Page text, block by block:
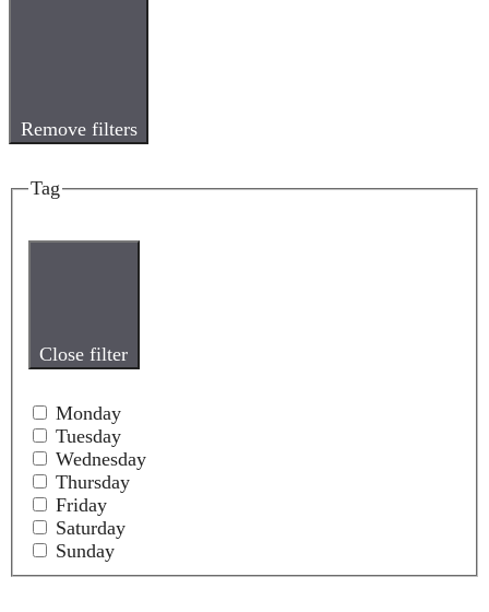
Remove filters
Tag
Close filter
Monday
Tuesday
Wednesday
Thursday
Friday
Saturday
Sunday